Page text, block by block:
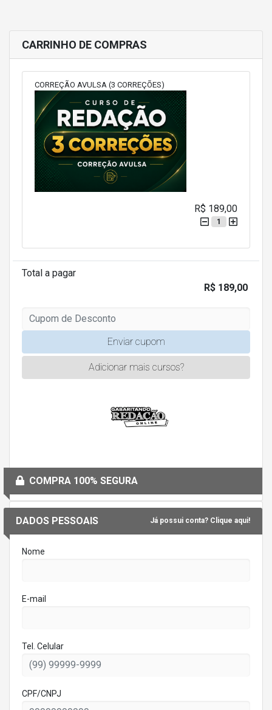
DADOS PESSOAIS Já possui conta? Clique aqui!
Nome
E-mail
Tel. Celular
CPF/CNPJ
CARRINHO DE COMPRAS
CORREÇÃO AVULSA (3 CORREÇÕES)
R$ 189,00
1
Total a pagar
R$ 189,00
Enviar cupom
Adicionar mais cursos?
COMPRA 100% SEGURA